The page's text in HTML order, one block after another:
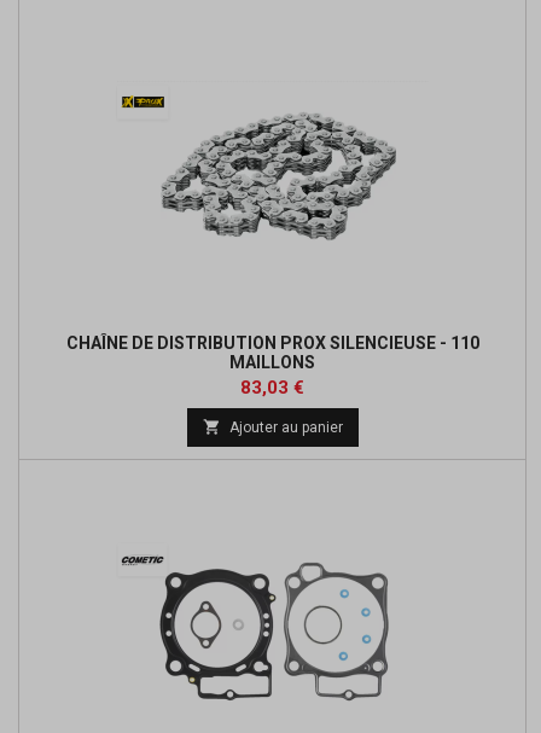
CHAÎNE DE DISTRIBUTION PROX SILENCIEUSE - 110
MAILLONS
Prix
83,03 €
base
 Ajouter au panier